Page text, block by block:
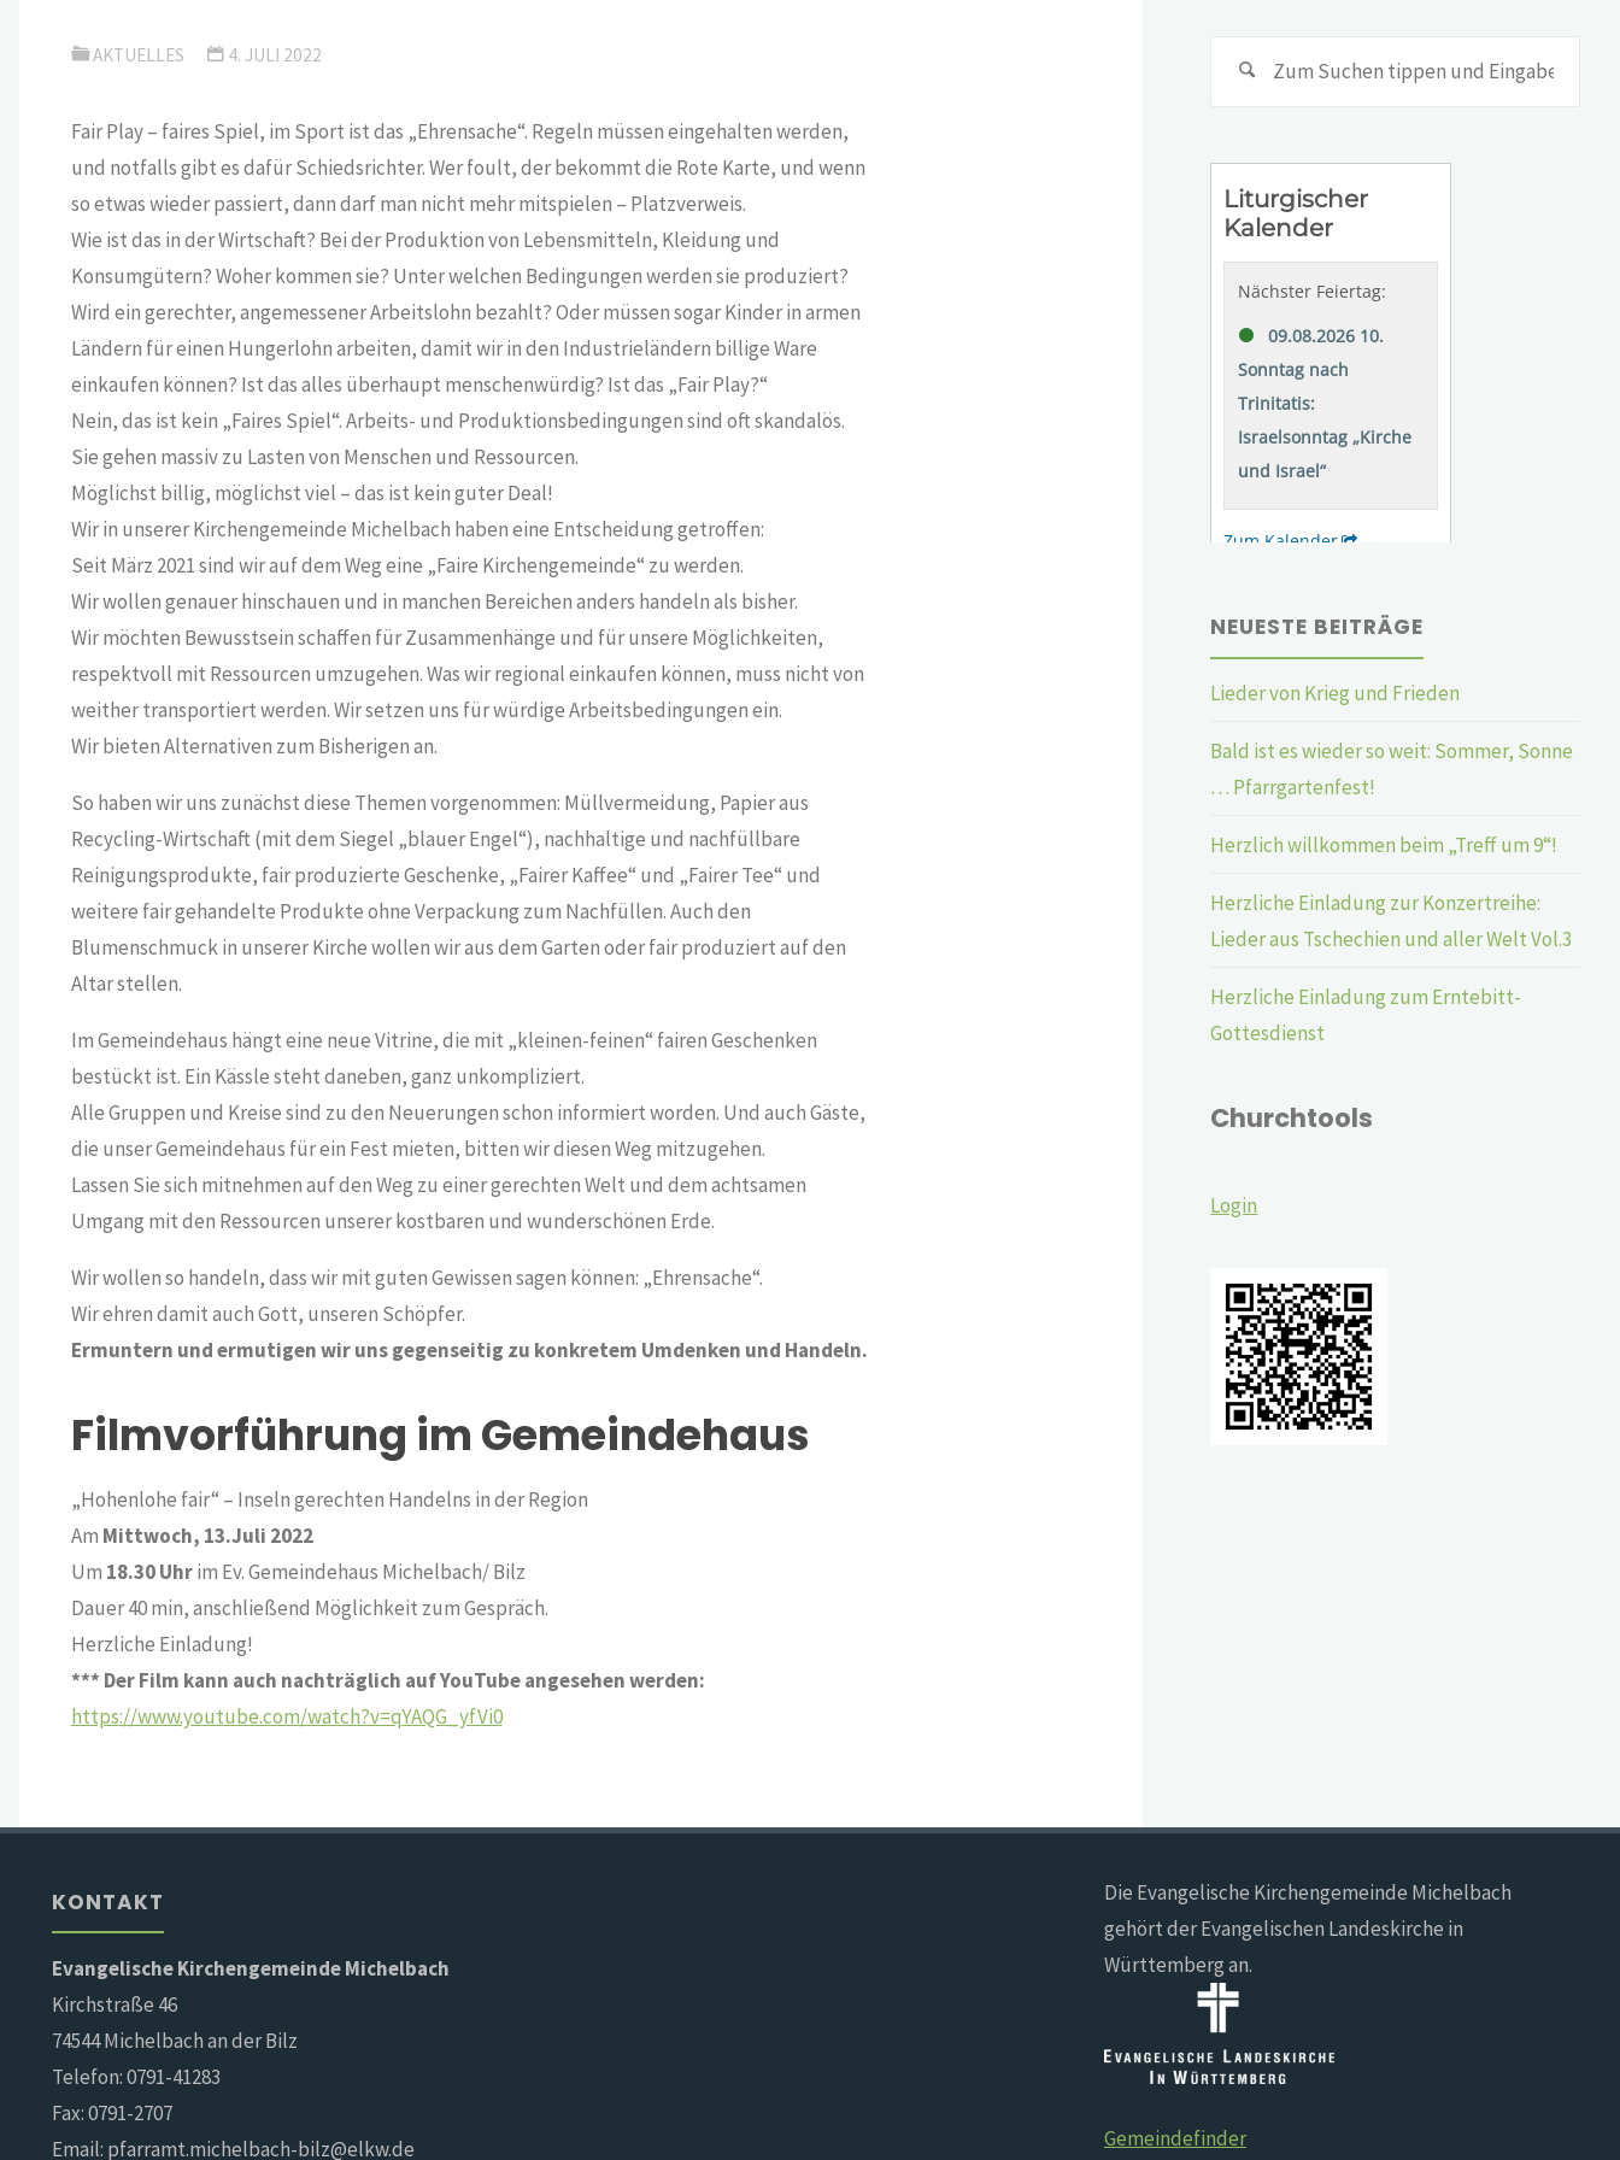
AKTUELLES 4. JULI 2022
Fair Play – faires Spiel, im Sport ist das „Ehrensache“. Regeln müssen eingehalten werden,
und notfalls gibt es dafür Schiedsrichter. Wer foult, der bekommt die Rote Karte, und wenn
so etwas wieder passiert, dann darf man nicht mehr mitspielen – Platzverweis.
Wie ist das in der Wirtschaft? Bei der Produktion von Lebensmitteln, Kleidung und
Konsumgütern? Woher kommen sie? Unter welchen Bedingungen werden sie produziert?
Wird ein gerechter, angemessener Arbeitslohn bezahlt? Oder müssen sogar Kinder in armen
Ländern für einen Hungerlohn arbeiten, damit wir in den Industrieländern billige Ware
einkaufen können? Ist das alles überhaupt menschenwürdig? Ist das „Fair Play?“
Nein, das ist kein „Faires Spiel“. Arbeits- und Produktionsbedingungen sind oft skandalös.
Sie gehen massiv zu Lasten von Menschen und Ressourcen.
Möglichst billig, möglichst viel – das ist kein guter Deal!
Wir in unserer Kirchengemeinde Michelbach haben eine Entscheidung getroffen:
Seit März 2021 sind wir auf dem Weg eine „Faire Kirchengemeinde“ zu werden.
Wir wollen genauer hinschauen und in manchen Bereichen anders handeln als bisher.
Wir möchten Bewusstsein schaffen für Zusammenhänge und für unsere Möglichkeiten,
respektvoll mit Ressourcen umzugehen. Was wir regional einkaufen können, muss nicht von
weither transportiert werden. Wir setzen uns für würdige Arbeitsbedingungen ein.
Wir bieten Alternativen zum Bisherigen an.
So haben wir uns zunächst diese Themen vorgenommen: Müllvermeidung, Papier aus
Recycling-Wirtschaft (mit dem Siegel „blauer Engel“), nachhaltige und nachfüllbare
Reinigungsprodukte, fair produzierte Geschenke, „Fairer Kaffee“ und „Fairer Tee“ und
weitere fair gehandelte Produkte ohne Verpackung zum Nachfüllen. Auch den
Blumenschmuck in unserer Kirche wollen wir aus dem Garten oder fair produziert auf den
Altar stellen.
Im Gemeindehaus hängt eine neue Vitrine, die mit „kleinen-feinen“ fairen Geschenken
bestückt ist. Ein Kässle steht daneben, ganz unkompliziert.
Alle Gruppen und Kreise sind zu den Neuerungen schon informiert worden. Und auch Gäste,
die unser Gemeindehaus für ein Fest mieten, bitten wir diesen Weg mitzugehen.
Lassen Sie sich mitnehmen auf den Weg zu einer gerechten Welt und dem achtsamen
Umgang mit den Ressourcen unserer kostbaren und wunderschönen Erde.
Wir wollen so handeln, dass wir mit guten Gewissen sagen können: „Ehrensache“.
Wir ehren damit auch Gott, unseren Schöpfer.
Ermuntern und ermutigen wir uns gegenseitig zu konkretem Umdenken und Handeln.
Filmvorführung im Gemeindehaus
„Hohenlohe fair“ – Inseln gerechten Handelns in der Region
Am Mittwoch, 13.Juli 2022
Um 18.30 Uhrim Ev. Gemeindehaus Michelbach/ Bilz
Dauer 40 min, anschließend Möglichkeit zum Gespräch.
Herzliche Einladung!
*** Der Film kann auch nachträglich auf YouTube angesehen werden:
https://www.youtube.com/watch?v=qYAQG_yfVi0
NEUESTE BEITRÄGE
Lieder von Krieg und Frieden
Bald ist es wieder so weit: Sommer, Sonne
… Pfarrgartenfest!
Herzlich willkommen beim „Treff um 9“!
Herzliche Einladung zur Konzertreihe:
Lieder aus Tschechien und aller Welt Vol.3
Herzliche Einladung zum Erntebitt-
Gottesdienst
Churchtools
Login
KONTAKT
Evangelische Kirchengemeinde Michelbach
Kirchstraße 46
74544 Michelbach an der Bilz
Telefon: 0791-41283
Fax: 0791-2707
Email: pfarramt.michelbach-bilz@elkw.de
Die Evangelische Kirchengemeinde Michelbach
gehört der Evangelischen Landeskirche in
Württemberg an.
Gemeindefinder